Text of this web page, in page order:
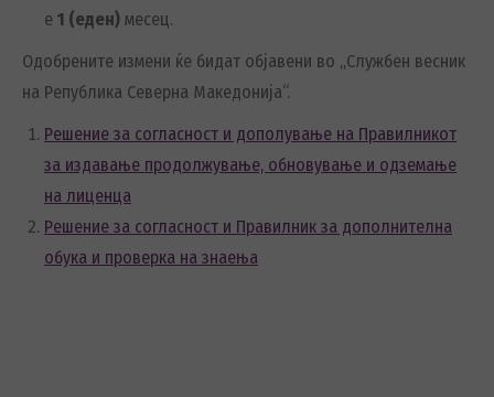
е 1 (еден) месец.
Одобрените измени ќе бидат објавени во „Службен весник
на Република Северна Македонија“.
Решение за согласност и дополување на Правилникот
за издавање продолжување, обновување и одземање
на лиценца
Решение за согласност и Правилник за дополнителна
обука и проверка на знаења